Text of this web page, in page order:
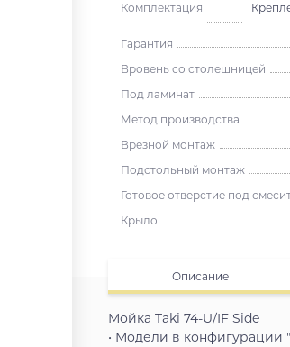
Комплектация
Гарантия
Вровень со столешницей
Под ламинат
Метод производства
Врезной монтаж
Подстольный монтаж
Готовое отверстие под
Крыло
Описание
Мойка Taki 74-U/IF Side
• Модели в конфигурации